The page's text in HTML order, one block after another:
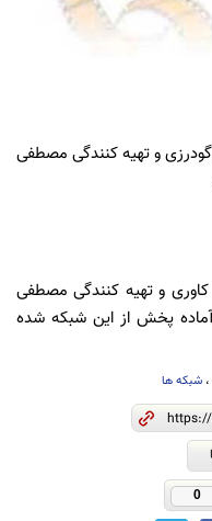
گودرزی و تهیه کنندگی مصطفی
کاوری و تهیه کنندگی مصطفی
6 قسمت 40 دقیقه‌ای آماده پخش از این شبکه شده
، شبکه ها
0